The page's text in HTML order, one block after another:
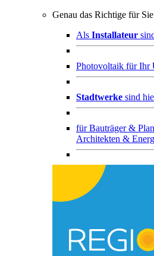
Genau das Richtige für Sie
Als Installateur
Photovoltaik für Ihr
Stadtwerke sind
fürBauträger &
Architekten &